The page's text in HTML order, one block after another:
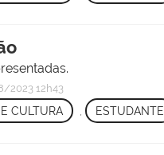
2023 12h43
CULTURA ESTUDANTE